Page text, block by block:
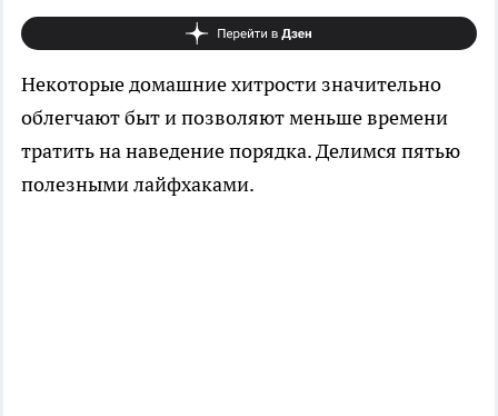
Некоторые домашние хитрости значительно
облегчают быт и позволяют меньше времени
тратить на наведение порядка. Делимся пятью
полезными лайфхаками.